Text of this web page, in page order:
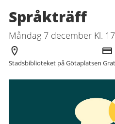
Språkträff
Måndag 7 december Kl.
Arrangör
Stadsbiblioteket på Götaplatsen